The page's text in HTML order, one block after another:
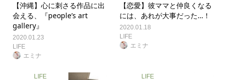
【沖縄】心に刺さる作品に出
会える、『people’s art
gallery』
2020.01.23
LIFE
エミナ
【恋愛】彼ママと仲良くなる
には、あれが大事だった…！
2020.01.18
LIFE
エミナ
LIFE LIFE